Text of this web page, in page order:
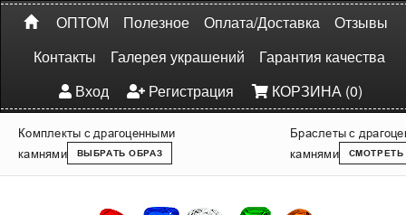
ОПТОМ Полезное Оплата/Доставка
Отзывы
Контакты
Галерея украшений
Гарантия качества
Вход
Регистрация КОРЗИНА (0)
Комплекты с драгоценными
камнями
ВЫБРАТЬ ОБРАЗ
Браслеты с
камнями
СМОТРЕТЬ